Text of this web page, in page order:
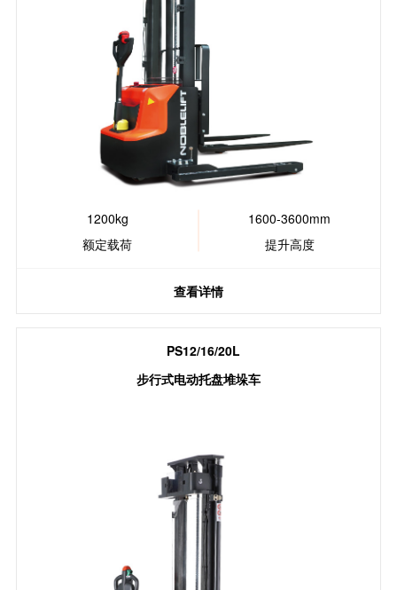
1200kg
额定载荷
1600-3600mm
提升高度
查看详情
PS12/16/20L
步行式电动托盘堆垛车